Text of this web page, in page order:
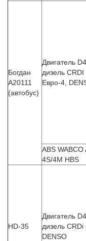
Богдан
А20111
(автобус)
Двигатель
дизель CRDI
Евро-4,
ABS WABCO
4S/4M HBS
HD-35
Двигатель
дизель CRDi
DENSO